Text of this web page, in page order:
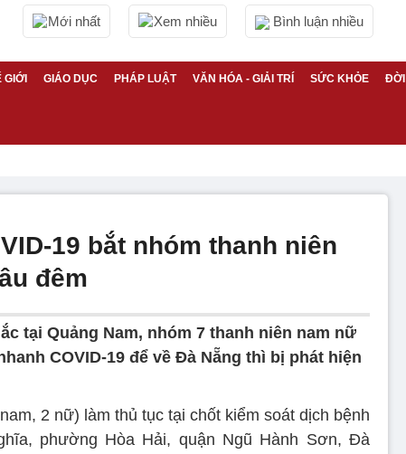
Mới nhất Xem nhiều Bình luận nhiều
GIỚI GIÁO DỤC PHÁP LUẬT VĂN HÓA - GIẢI TRÍ SỨC KHỎE ĐỜI
19 bắt nhóm thanh niên
đêm
tại Quảng Nam, nhóm 7 thanh niên nam nữ
COVID-19 để về Đà Nẵng thì bị phát hiện
2 nữ) làm thủ tục tại chốt kiểm soát dịch bệnh
phường Hòa Hải, quận Ngũ Hành Sơn, Đà